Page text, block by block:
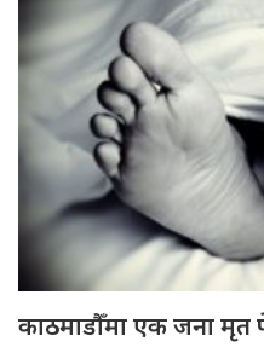
काठमाडौँमा एक जना मृत